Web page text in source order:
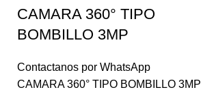
CAMARA 360° TIPO
BOMBILLO 3MP
Contactanos por WhatsApp
CAMARA 360° TIPO BOMBILLO 3MP